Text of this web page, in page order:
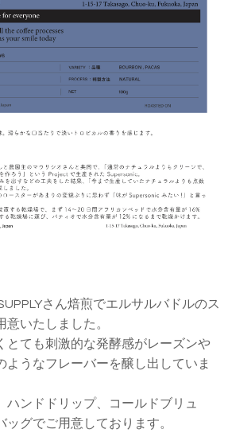
さん焙煎でエルサルバドルのス
いたしました。
とても刺激的な発酵感がレーズンや
ようなフレーバーを醸し出していま
ハンドドリップ、コールドブリュ
グでご用意しております。